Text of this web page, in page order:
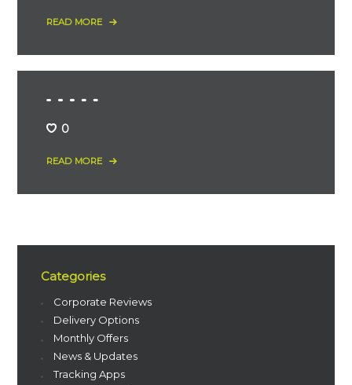
READ MORE
0
READ MORE
Categories
Corporate Reviews
Delivery Options
Monthly Offers
News & Updates
Tracking Apps